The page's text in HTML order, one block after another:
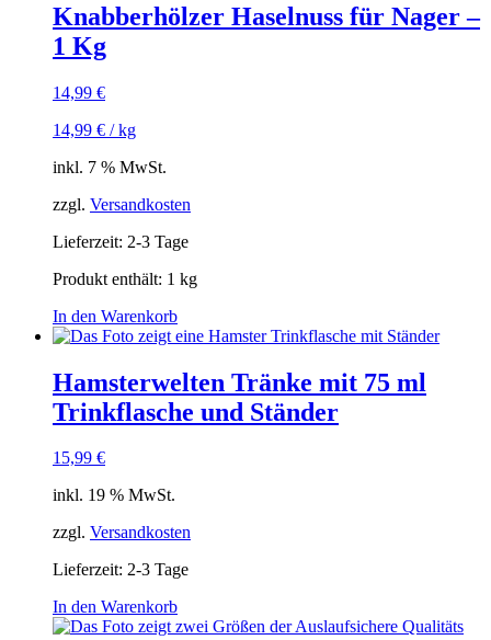
Knabberhölzer Haselnuss für Nager –
1 Kg
14,99 €
14,99 € /kg
inkl. 7 % MwSt.
zzgl. Versandkosten
Lieferzeit: 2-3 Tage
Produkt enthält: 1 kg
In den Warenkorb
Hamsterwelten Tränke mit 75 ml
Trinkflasche und Ständer
15,99 €
inkl. 19 % MwSt.
zzgl. Versandkosten
Lieferzeit: 2-3 Tage
In den Warenkorb